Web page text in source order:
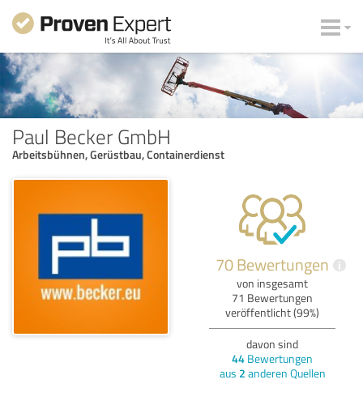
Paul Becker GmbH
Arbeitsbühnen, Gerüstbau, Containerdienst
70 Bewertungen i
von insgesamt
71 Bewertungen
veröffentlicht (99%)
davon sind
44 Bewertungen
aus 2 anderen Quellen